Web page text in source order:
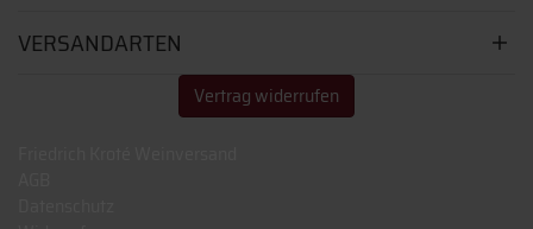
VERSANDARTEN
Vertrag widerrufen